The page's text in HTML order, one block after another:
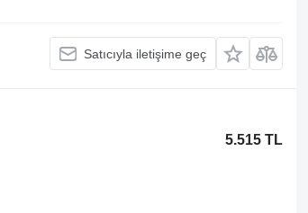
Satıcıyla iletişime geç
5.515 TL